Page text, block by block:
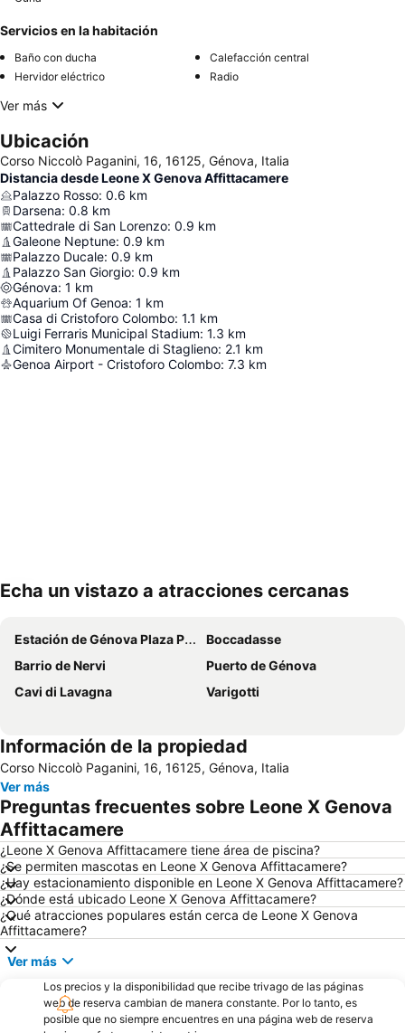
Servicios en la habitación
Baño con ducha
Calefacción central
Hervidor eléctrico
Radio
Ver más
Ubicación
Corso Niccolò Paganini, 16, 16125, Génova, Italia
Distancia desde Leone X Genova Affittacamere
Palazzo Rosso: 0.6 km
Darsena: 0.8 km
Cattedrale di San Lorenzo: 0.9 km
Galeone Neptune: 0.9 km
Palazzo Ducale: 0.9 km
Palazzo San Giorgio: 0.9 km
Génova: 1 km
Aquarium Of Genoa: 1 km
Casa di Cristoforo Colombo: 1.1 km
Luigi Ferraris Municipal Stadium: 1.3 km
Cimitero Monumentale di Staglieno: 2.1 km
Genoa Airport - Cristoforo Colombo: 7.3 km
Echa un vistazo a atracciones cercanas
Estación de Génova Plaza Príncipe
Boccadasse
Barrio de Nervi
Puerto de Génova
Cavi di Lavagna
Varigotti
Información de la propiedad
Corso Niccolò Paganini, 16, 16125, Génova, Italia
Ver más
Preguntas frecuentes sobre Leone X Genova
Affittacamere
¿Leone X Genova Affittacamere tiene área de piscina?
¿Se permiten mascotas en Leone X Genova Affittacamere?
¿Hay estacionamiento disponible en Leone X Genova Affittacamere?
¿Dónde está ubicado Leone X Genova Affittacamere?
¿Qué atracciones populares están cerca de Leone X Genova
Affittacamere?
Ver más
Los precios y la disponibilidad que recibe trivago de las páginas
web de reserva cambian de manera constante. Por lo tanto, es
posible que no siempre encuentres en una página web de reserva